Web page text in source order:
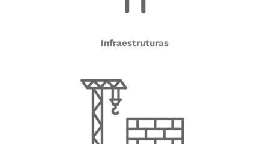
Infraestruturas